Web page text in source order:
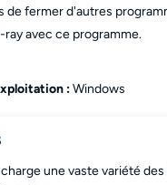
de fermer d'autres
avec ce programme.
:Windows
une vaste variété